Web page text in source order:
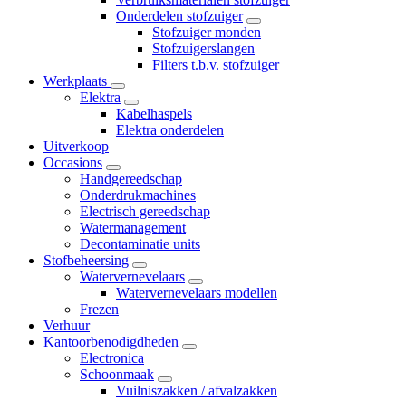
Onderdelen stofzuiger
Stofzuiger monden
Stofzuigerslangen
Filters t.b.v. stofzuiger
Werkplaats
Elektra
Kabelhaspels
Elektra onderdelen
Uitverkoop
Occasions
Handgereedschap
Onderdrukmachines
Electrisch gereedschap
Watermanagement
Decontaminatie units
Stofbeheersing
Watervernevelaars
Watervernevelaars modellen
Frezen
Verhuur
Kantoorbenodigdheden
Electronica
Schoonmaak
Vuilniszakken / afvalzakken